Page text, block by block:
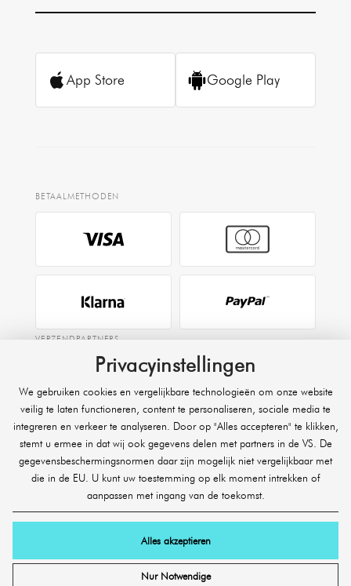
App Store Google Play
BETAALMETHODEN
VERZENDPARTNERS
EXPRESS
Raben
© 2026 SHR Germany Onlineshop GmbH. Alle rechten voorbehouden.
* Exclusief vrachtzendingen, expresverzending en zware of volumineuze
Privacyinstellingen
We gebruiken cookies en vergelijkbare technologieën om onze website
veilig te laten functioneren, content te personaliseren, sociale media te
integreren en verkeer te analyseren. Door op "Alles accepteren" te klikken,
stemt u ermee in dat wij ook gegevens delen met partners in de VS. De
gegevensbeschermingsnormen daar zijn mogelijk niet vergelijkbaar met
die in de EU. U kunt uw toestemming op elk moment intrekken of
aanpassen met ingang van de toekomst.
Alles akzeptieren
Nur Notwendige